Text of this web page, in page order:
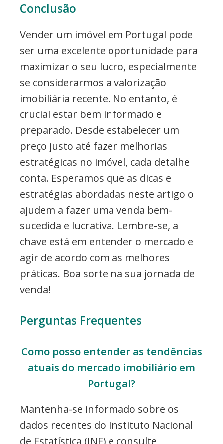
Conclusão
Vender um imóvel em Portugal pode
ser uma excelente oportunidade para
maximizar o seu lucro, especialmente
se considerarmos a valorização
imobiliária recente. No entanto, é
crucial estar bem informado e
preparado. Desde estabelecer um
preço justo até fazer melhorias
estratégicas no imóvel, cada detalhe
conta. Esperamos que as dicas e
estratégias abordadas neste artigo o
ajudem a fazer uma venda bem-
sucedida e lucrativa. Lembre-se, a
chave está em entender o mercado e
agir de acordo com as melhores
práticas. Boa sorte na sua jornada de
venda!
Perguntas Frequentes
Como posso entender as tendências
atuais do mercado imobiliário em
Portugal?
Mantenha-se informado sobre os
dados recentes do Instituto Nacional
de Estatística (INE) e consulte